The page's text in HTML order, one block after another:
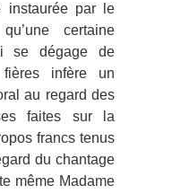
instaurée par le
certaine
se dégage de
infère un
au regard des
faites sur la
francs tenus
du chantage
même Madame